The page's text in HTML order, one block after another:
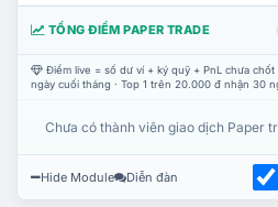
TỔNG ĐIỂM PAPER TRADE
Điểm live = số dư ví + ký quỹ + PnL chưa chốt
ngày cuối tháng · Top 1 trên 20.000 đ nhận 30
Chưa có thành viên giao dịch Paper
Hide Module Diễn đàn